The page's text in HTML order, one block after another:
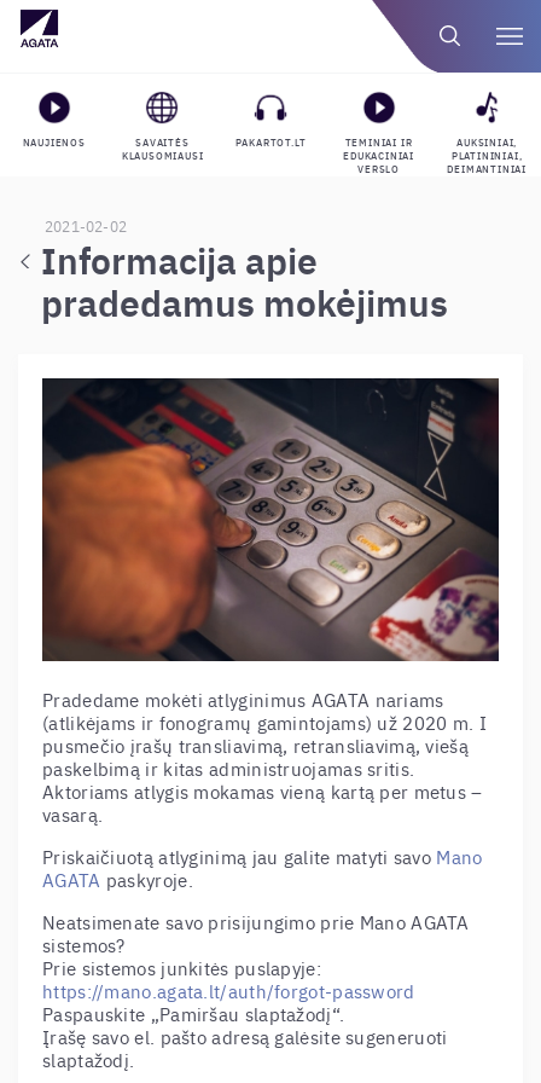
NAUJIENOS
SAVAITĖS
KLAUSOMIAUSI
PAKARTOT.LT
TEMINIAI IR
EDUKACINIAI
VERSLO
AUKSINIAI,
PLATININIAI,
DEIMANTINIAI
2021-02-02
Informacija apie
pradedamus mokėjimus
Pradedame mokėti atlyginimus AGATA nariams
(atlikėjams ir fonogramų gamintojams) už 2020 m. I
pusmečio įrašų transliavimą, retransliavimą, viešą
paskelbimą ir kitas administruojamas sritis.
Aktoriams atlygis mokamas vieną kartą per metus –
vasarą.
Priskaičiuotą atlyginimą jau galite matyti savo Mano
AGATA paskyroje.
Neatsimenate savo prisijungimo prie Mano AGATA
sistemos?
Prie sistemos junkitės puslapyje:
https://mano.agata.lt/auth/forgot-password
Paspauskite „Pamiršau slaptažodį“.
Įrašę savo el. pašto adresą galėsite sugeneruoti
slaptažodį.